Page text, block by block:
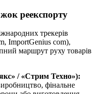
реекспорту
трекерів
ImportGenius com),
маршрут руху товарів
/ «Стрим Техно»):
фінальне